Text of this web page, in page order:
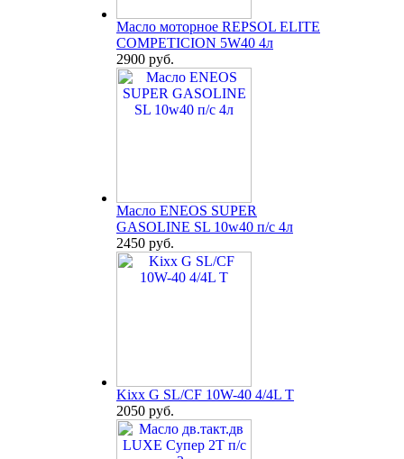
Масло моторное REPSOL ELITE
COMPETICION 5W40 4л
2900 руб.
Масло ENEOS SUPER
GASOLINE SL 10w40 п/с 4л
2450 руб.
Kixx G SL/CF 10W-40 4/4L T
2050 руб.